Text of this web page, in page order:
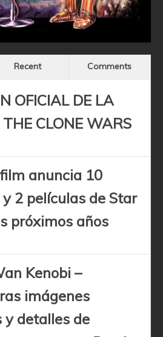
Recent Comments
OFICIAL DE LA
THE CLONE WARS
anuncia 10
2 películas de Star
próximos años
Kenobi –
imágenes
y detalles de